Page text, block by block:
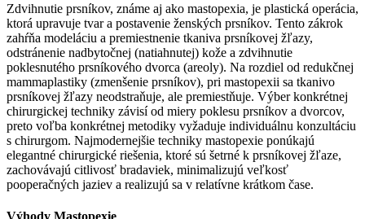
Zdvihnutie prsníkov, známe aj ako mastopexia, je plastická operácia,
ktorá upravuje tvar a postavenie ženských prsníkov. Tento zákrok
zahŕňa modeláciu a premiestnenie tkaniva prsníkovej žľazy,
odstránenie nadbytočnej (natiahnutej) kože a zdvihnutie
poklesnutého prsníkového dvorca (areoly). Na rozdiel od redukčnej
mammaplastiky (zmenšenie prsníkov), pri mastopexii sa tkanivo
prsníkovej žľazy neodstraňuje, ale premiestňuje. Výber konkrétnej
chirurgickej techniky závisí od miery poklesu prsníkov a dvorcov,
preto voľba konkrétnej metodiky vyžaduje individuálnu konzultáciu
s chirurgom. Najmodernejšie techniky mastopexie ponúkajú
elegantné chirurgické riešenia, ktoré sú šetrné k prsníkovej žľaze,
zachovávajú citlivosť bradaviek, minimalizujú veľkosť
pooperačných jaziev a realizujú sa v relatívne krátkom čase.
Výhody Mastopexie